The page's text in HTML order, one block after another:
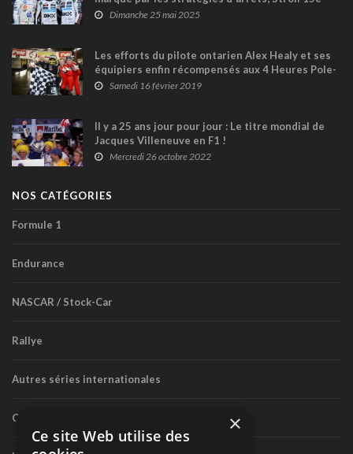
Dimanche 25 mai 2025
Les efforts du pilote ontarien Alex Healy et ses
équipiers enfin récompensés aux 4 Heures Pole-
Position !
Samedi 16 février 2019
Il y a 25 ans jour pour jour : Le titre mondial de
Jacques Villeneuve en F1 !
Mercredi 26 octobre 2022
NOS CATÉGORIES
Formule 1
Endurance
NASCAR / Stock-Car
Rallye
Autres séries internationales
Circuit routier canadien ×
Ce site Web utilise des